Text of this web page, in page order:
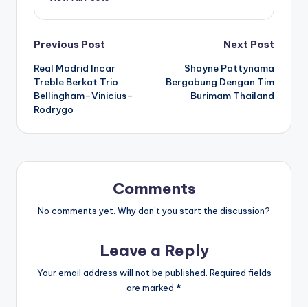
Post
navigation
Previous Post
Real Madrid Incar
Treble Berkat Trio
Bellingham–Vinicius–
Rodrygo
Next Post
Shayne Pattynama
Bergabung Dengan Tim
Burimam Thailand
Comments
No comments yet. Why don’t you start the discussion?
Leave a Reply
Your email address will not be published. Required fields
are marked *